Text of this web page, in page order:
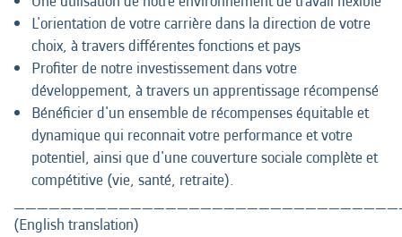
L'orientation de votre carrière dans la direction de votre
choix, à travers différentes fonctions et pays
Profiter de notre investissement dans votre
développement, à travers un apprentissage récompensé
Bénéficier d'un ensemble de récompenses équitable et
dynamique qui reconnait votre performance et votre
potentiel, ainsi que d'une couverture sociale complète et
compétitive (vie, santé, retraite).
(English translation)